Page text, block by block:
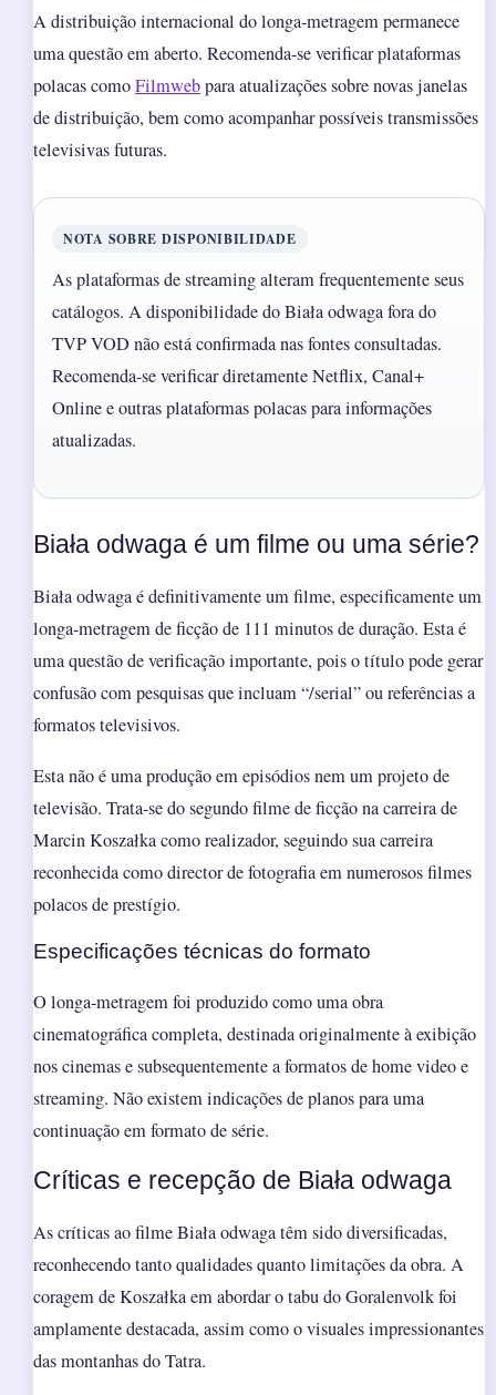
A distribuição internacional do longa-metragem permanece
uma questão em aberto. Recomenda-se verificar plataformas
polacas comoFilmwebpara atualizações sobre novas janelas
de distribuição, bem como acompanhar possíveis transmissões
televisivas futuras.
NOTA SOBRE DISPONIBILIDADE
As plataformas de streaming alteram frequentemente seus
catálogos. A disponibilidade do Biała odwaga fora do
TVP VOD não está confirmada nas fontes consultadas.
Recomenda-se verificar diretamente Netflix, Canal+
Online e outras plataformas polacas para informações
atualizadas.
Biała odwaga é um filme ou uma série?
Biała odwaga é definitivamente um filme, especificamente um
longa-metragem de ficção de 111 minutos de duração. Esta é
uma questão de verificação importante, pois o título pode gerar
confusão com pesquisas que incluam “/serial” ou referências a
formatos televisivos.
Esta não é uma produção em episódios nem um projeto de
televisão. Trata-se do segundo filme de ficção na carreira de
Marcin Koszałka como realizador, seguindo sua carreira
reconhecida como director de fotografia em numerosos filmes
polacos de prestígio.
Especificações técnicas do formato
O longa-metragem foi produzido como uma obra
cinematográfica completa, destinada originalmente à exibição
nos cinemas e subsequentemente a formatos de home video e
streaming. Não existem indicações de planos para uma
continuação em formato de série.
Críticas e recepção de Biała odwaga
As críticas ao filme Biała odwaga têm sido diversificadas,
reconhecendo tanto qualidades quanto limitações da obra. A
coragem de Koszałka em abordar o tabu do Goralenvolk foi
amplamente destacada, assim como o visuales impressionantes
das montanhas do Tatra.